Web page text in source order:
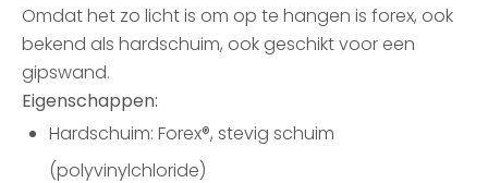
Omdat het zo licht is om op te hangen is forex, ook
bekend als hardschuim, ook geschikt voor een
gipswand.
Eigenschappen:
Hardschuim: Forex®, stevig schuim
(polyvinylchloride)